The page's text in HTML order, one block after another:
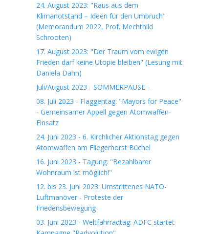
24. August 2023: "Raus aus dem
Klimanotstand – Ideen für den Umbruch"
(Memorandum 2022, Prof. Mechthild
Schrooten)
17. August 2023: "Der Traum vom ewigen
Frieden darf keine Utopie bleiben" (Lesung mit
Daniela Dahn)
Juli/August 2023 - SOMMERPAUSE -
08. Juli 2023 - Flaggentag: "Mayors for Peace"
- Gemeinsamer Appell gegen Atomwaffen-
Einsatz
24. Juni 2023 - 6. Kirchlicher Aktionstag gegen
Atomwaffen am Fliegerhorst Büchel
16. Juni 2023 - Tagung: "Bezahlbarer
Wohnraum ist möglich!"
12. bis 23. Juni 2023: Umstrittenes NATO-
Luftmanöver - Proteste der
Friedensbewegung
03. Juni 2023 - Weltfahrradtag: ADFC startet